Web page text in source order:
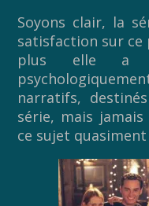
Soyons clair, la
satisfaction sur ce
plus elle a
narratifs,
série, mais
ce sujet